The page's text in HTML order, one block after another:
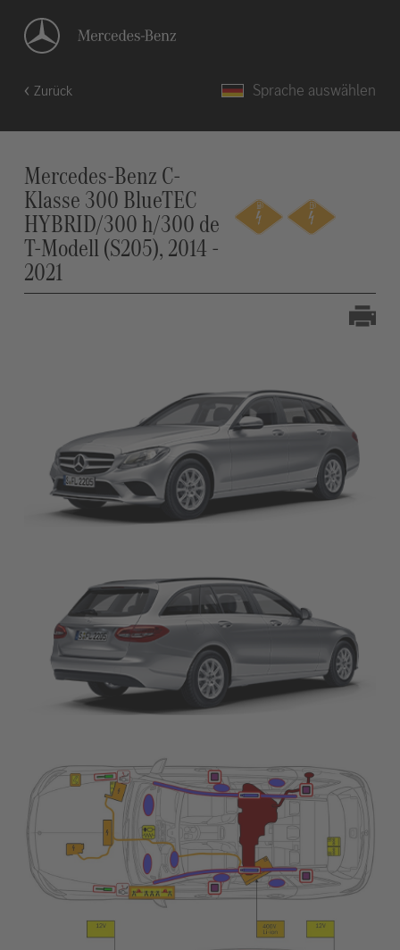
Zurück Sprache auswählen
Mercedes-Benz C-
Klasse 300 BlueTEC
HYBRID/300 h/300 de
T-Modell (S205), 2014 -
2021